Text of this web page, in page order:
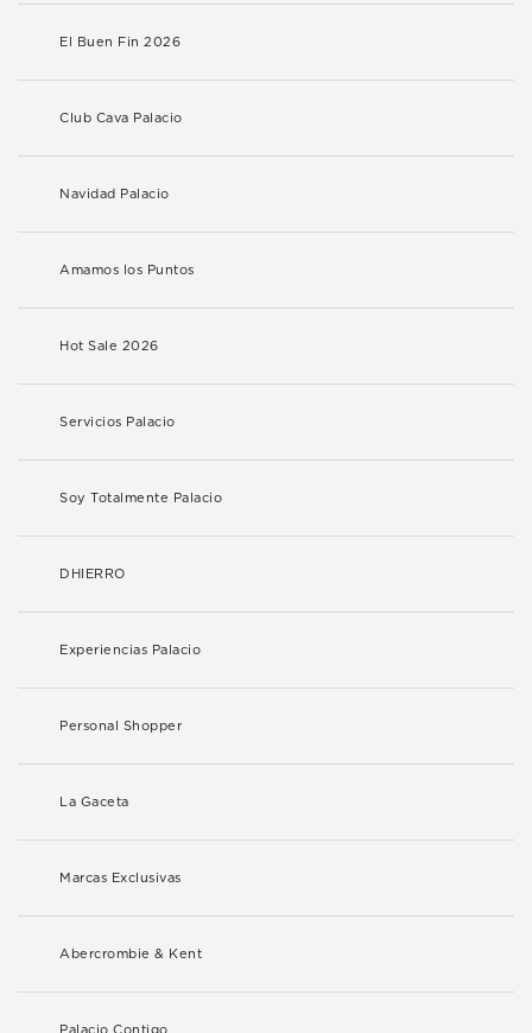
El Buen Fin 2026
Club Cava Palacio
Navidad Palacio
Amamos los Puntos
Hot Sale 2026
Servicios Palacio
Soy Totalmente Palacio
DHIERRO
Experiencias Palacio
Personal Shopper
La Gaceta
Marcas Exclusivas
Abercrombie & Kent